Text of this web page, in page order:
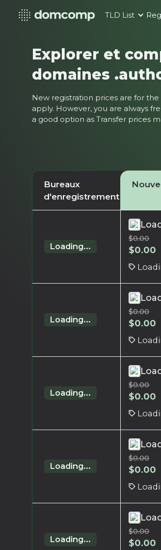
TLD List
Explorer et
domaines
New registration prices are for
apply. However, you are always
a good option as Transfer prices
Bureaux
d'enregistrement
Loading...
$0.00
$0.00
Loading...
$0.00
$0.00
Loading...
$0.00
$0.00
Loading...
$0.00
$0.00
Loading...
$0.00
$0.00